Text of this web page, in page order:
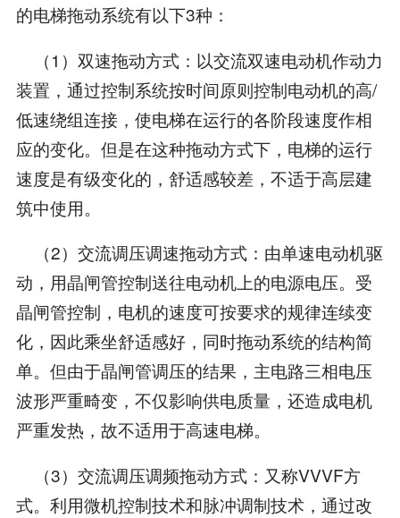
的电梯拖动系统有以下3种：
（1）双速拖动方式：以交流双速电动机作动力
装置，通过控制系统按时间原则控制电动机的高/
低速绕组连接，使电梯在运行的各阶段速度作相
应的变化。但是在这种拖动方式下，电梯的运行
速度是有级变化的，舒适感较差，不适于高层建
筑中使用。
（2）交流调压调速拖动方式：由单速电动机驱
动，用晶闸管控制送往电动机上的电源电压。受
晶闸管控制，电机的速度可按要求的规律连续变
化，因此乘坐舒适感好，同时拖动系统的结构简
单。但由于晶闸管调压的结果，主电路三相电压
波形严重畸变，不仅影响供电质量，还造成电机
严重发热，故不适用于高速电梯。
（3）交流调压调频拖动方式：又称VVVF方
式。利用微机控制技术和脉冲调制技术，通过改